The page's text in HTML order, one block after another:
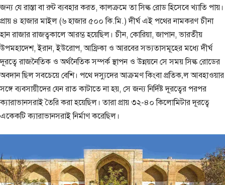
জন্য যে রাস্তা বা রুট ব্যবহার করত, কালক্রমে তা সিল্ক রোড হিসেবে খ্যাতি পায়।
প্রায় ৪ হাজার মাইল (৬ হাজার ৫০০ কি.মি.) দীর্ঘ এই পথের নামকরণ চীনা
হান রাজার রাজত্বকালে আরম্ভ হয়েছিল। চীন, কোরিয়া, জাপান, ভারতীয়
উপমহাদেশ, ইরান, ইউরোপ, আফ্রিকা ও আরবের সভ্যতাসমূহের মধ্যে দীর্ঘ
দূরত্বে রাজনৈতিক ও অর্থনৈতিক সম্পর্ক স্থাপন ও উন্নয়নে সে সময় সিল্ক রোডের
অবদান ছিল সবচেয়ে বেশি। পথে দস্যুদের আক্রমণ কিংবা প্রতিক‚ল আবহাওয়ার
সঙ্গে ব্যবসায়ীদের যেন রাত কাটাতে না হয়, সে জন্য নির্দিষ্ট দূরত্বের পরপর
ক্যারাভানসরাই তৈরি করা হয়েছিল। তারা প্রায় ৩২-৪০ কিলোমিটার দূরত্বে
একেকটি ক্যারাভানসরাই নির্মাণ করেছিল।